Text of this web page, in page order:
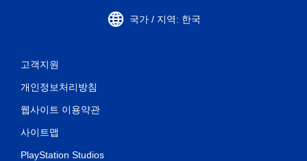
국가 / 지역: 한국
고객지원
개인정보처리방침
웹사이트 이용약관
사이트맵
PlayStation Studios